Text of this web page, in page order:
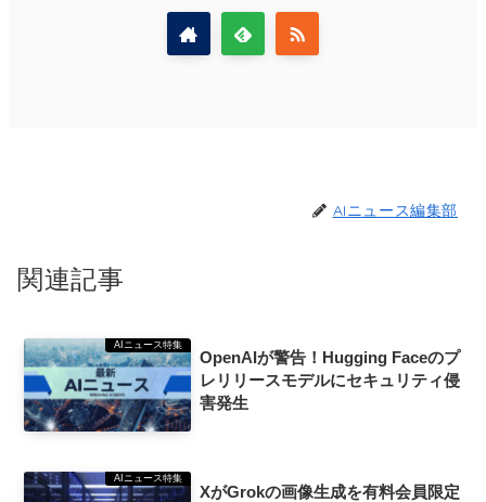
AIニュース編集部
関連記事
AIニュース特集
OpenAIが警告！Hugging Faceのプ
レリリースモデルにセキュリティ侵
害発生
AIニュース特集
XがGrokの画像生成を有料会員限定